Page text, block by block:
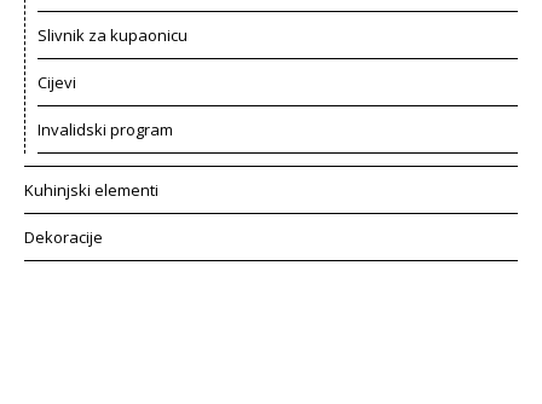
Slivnik za kupaonicu
Cijevi
Invalidski program
Kuhinjski elementi
Dekoracije